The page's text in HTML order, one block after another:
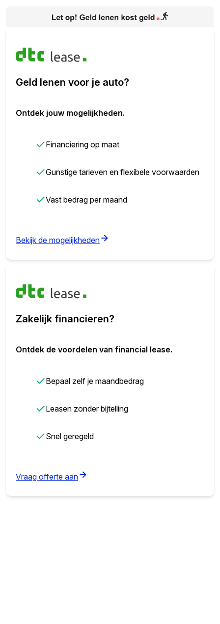
Geld lenen voor je auto?
Ontdek jouw mogelijkheden.
✓Financiering op maat
✓Gunstige tarieven en flexibele voorwaarden
✓Vast bedrag per maand
Bekijk de mogelijkheden
Zakelijk financieren?
Ontdek de voordelen van financial lease.
✓Bepaal zelf je maandbedrag
✓Leasen zonder bijtelling
✓Snel geregeld
Vraag offerte aan